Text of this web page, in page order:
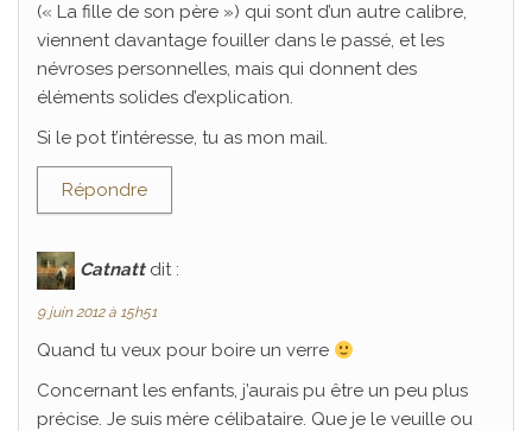
(« La fille de son père ») qui sont d’un autre calibre,
viennent davantage fouiller dans le passé, et les
névroses personnelles, mais qui donnent des
éléments solides d’explication.
Si le pot t’intéresse, tu as mon mail.
Répondre
Catnatt dit :
9 juin 2012 à 15h51
Quand tu veux pour boire un verre
Concernant les enfants, j’aurais pu être un peu plus
précise. Je suis mère célibataire. Que je le veuille ou